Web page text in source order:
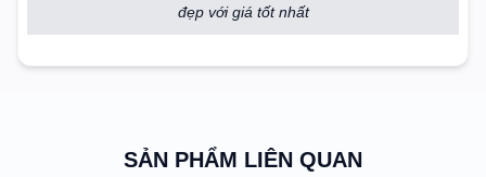
đẹp với giá tốt nhất
SẢN PHẨM LIÊN QUAN